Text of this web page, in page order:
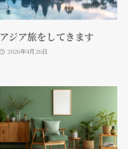
アジア旅をしてきます
2026年4月26日